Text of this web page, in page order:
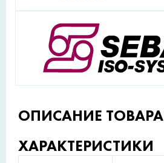
ОПИСАНИЕ ТОВАРА
ХАРАКТЕРИСТИКИ